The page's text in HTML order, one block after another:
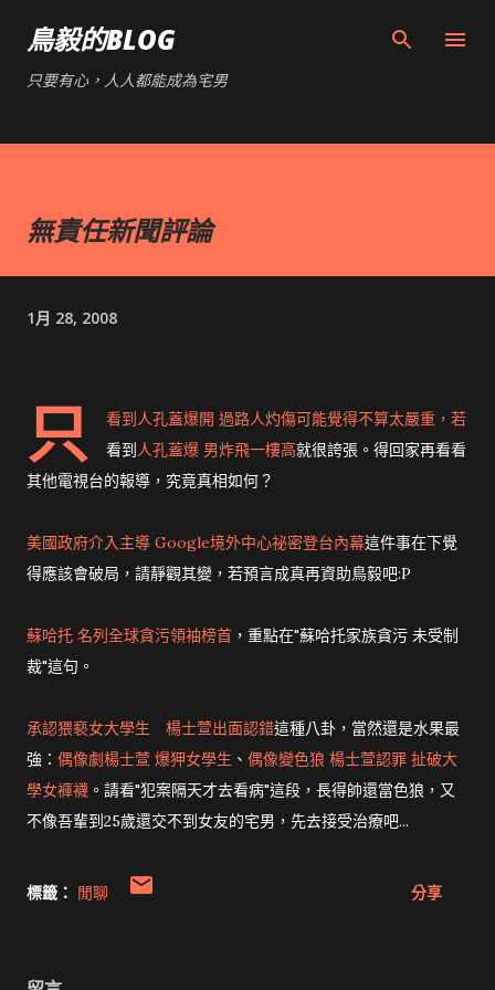
鳥毅的BLOG
只要有心，人人都能成為宅男
無責任新聞評論
1月 28, 2008
只 看到人孔蓋爆開 過路人灼傷可能覺得不算太嚴重，若
看到人孔蓋爆 男炸飛一樓高就很誇張。得回家再看看
其他電視台的報導，究竟真相如何？
美國政府介入主導 Google境外中心祕密登台內幕這件事在下覺
得應該會破局，請靜觀其變，若預言成真再資助鳥毅吧:P
蘇哈托 名列全球貪污領袖榜首 ，重點在"蘇哈托家族貪污 未受制
裁"這句。
承認猥褻女大學生 楊士萱出面認錯這種八卦，當然還是水果最
強： 偶像劇楊士萱 爆狎女學生 、 偶像變色狼 楊士萱認罪 扯破大
學女褲襪 。請看"犯案隔天才去看病"這段，長得帥還當色狼，又
不像吾輩到25歲還交不到女友的宅男，先去接受治療吧...
標籤： 閒聊 分享